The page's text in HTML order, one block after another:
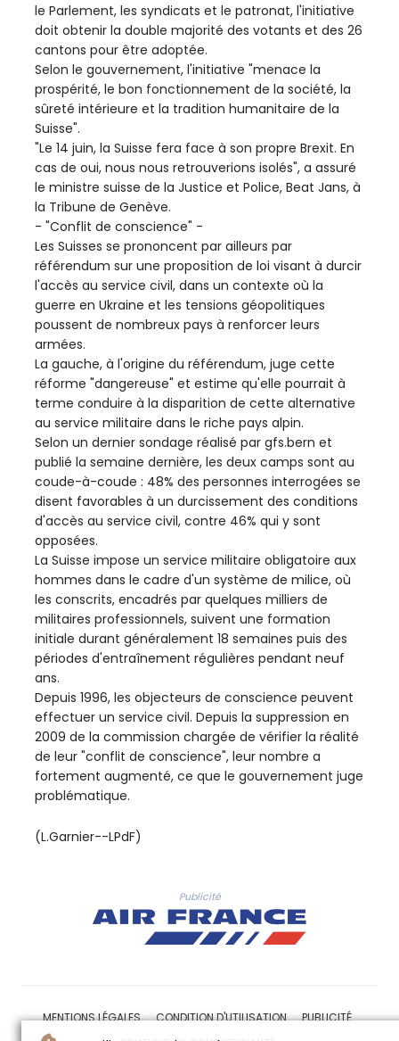
le Parlement, les syndicats et le patronat, l'initiative
doit obtenir la double majorité des votants et des 26
cantons pour être adoptée.
Selon le gouvernement, l'initiative "menace la
prospérité, le bon fonctionnement de la société, la
sûreté intérieure et la tradition humanitaire de la
Suisse".
"Le 14 juin, la Suisse fera face à son propre Brexit. En
cas de oui, nous nous retrouverions isolés", a assuré
le ministre suisse de la Justice et Police, Beat Jans, à
la Tribune de Genève.
- "Conflit de conscience" -
Les Suisses se prononcent par ailleurs par
référendum sur une proposition de loi visant à durcir
l'accès au service civil, dans un contexte où la
guerre en Ukraine et les tensions géopolitiques
poussent de nombreux pays à renforcer leurs
armées.
La gauche, à l'origine du référendum, juge cette
réforme "dangereuse" et estime qu'elle pourrait à
terme conduire à la disparition de cette alternative
au service militaire dans le riche pays alpin.
Selon un dernier sondage réalisé par gfs.bern et
publié la semaine dernière, les deux camps sont au
coude-à-coude : 48% des personnes interrogées se
disent favorables à un durcissement des conditions
d'accès au service civil, contre 46% qui y sont
opposées.
La Suisse impose un service militaire obligatoire aux
hommes dans le cadre d'un système de milice, où
les conscrits, encadrés par quelques milliers de
militaires professionnels, suivent une formation
initiale durant généralement 18 semaines puis des
périodes d'entraînement régulières pendant neuf
ans.
Depuis 1996, les objecteurs de conscience peuvent
effectuer un service civil. Depuis la suppression en
2009 de la commission chargée de vérifier la réalité
de leur "conflit de conscience", leur nombre a
fortement augmenté, ce que le gouvernement juge
problématique.
(L.Garnier--LPdF)
Publicité
MENTIONS LÉGALES CONDITION D'UTILISATION
PUBLICITÉ